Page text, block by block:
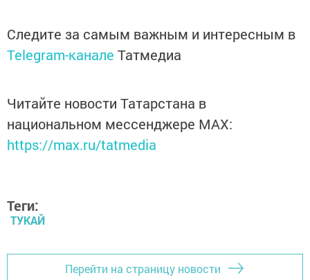
Следите за самым важным и интересным в
Telegram-канале Татмедиа
Читайте новости Татарстана в
национальном мессенджере MАХ:
https://max.ru/tatmedia
Теги:
ТУКАЙ
Перейти на страницу новости